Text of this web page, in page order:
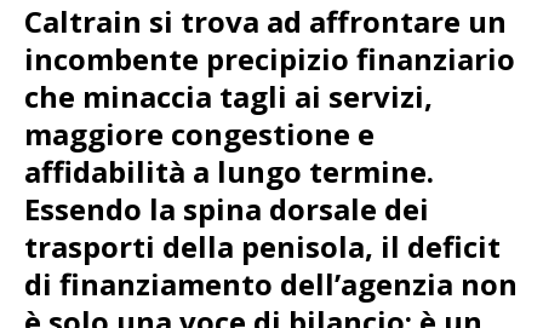
Caltrain si trova ad affrontare un
incombente precipizio finanziario
che minaccia tagli ai servizi,
maggiore congestione e
affidabilità a lungo termine.
Essendo la spina dorsale dei
trasporti della penisola, il deficit
di finanziamento dell’agenzia non